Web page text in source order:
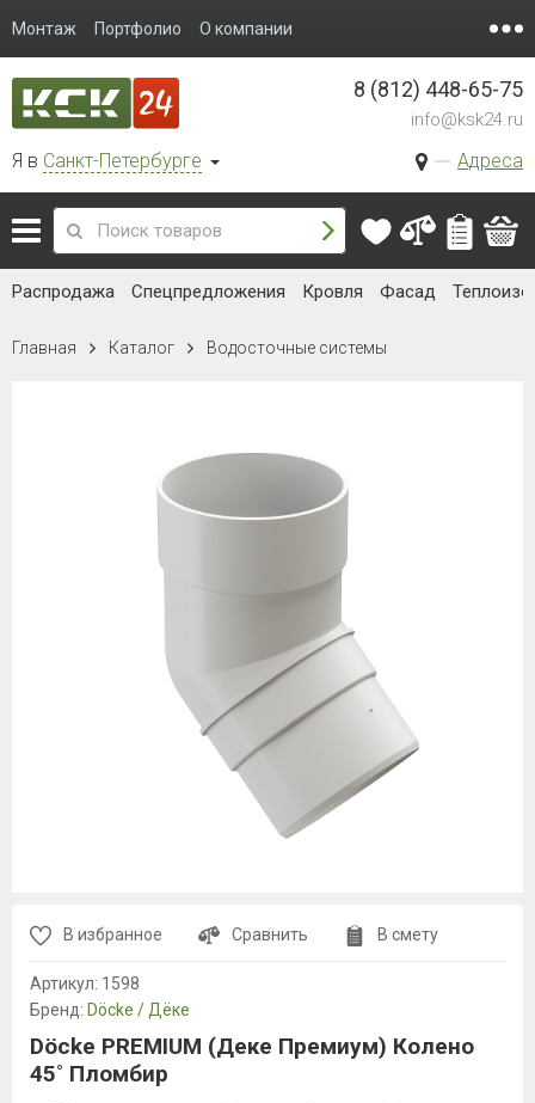
Монтаж Портфолио О компании
Я в Санкт-Петербурге Адреса
8 (812) 448-65-75
info@ksk24.ru
Распродажа Спецпредложения Кровля Фасад
Главная Каталог Водосточные системы
В избранное Сравнить В смету
Артикул: 1598
Бренд: Döcke / Дёке
Döcke PREMIUM (Деке Премиум) Колено
45˚ Пломбир